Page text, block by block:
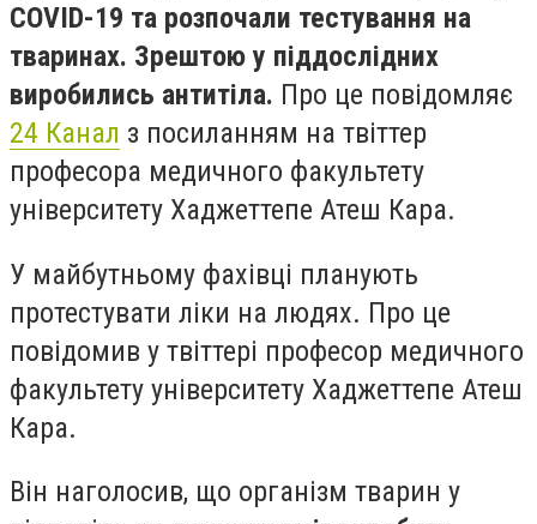
COVID-19 та розпочали тестування на
тваринах. Зрештою у піддослідних
виробились антитіла. Про це повідомляє
24 Канал з посиланням на твіттер
професора медичного факультету
університету Хаджеттепе Атеш Кара.
У майбутньому фахівці планують
протестувати ліки на людях. Про це
повідомив у твіттері професор медичного
факультету університету Хаджеттепе Атеш
Кара.
Він наголосив, що організм тварин у